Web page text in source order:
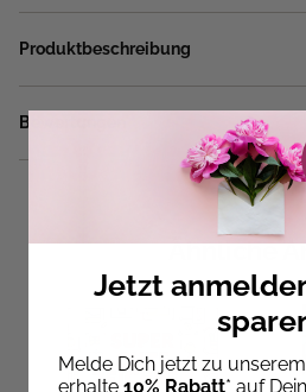
Produktbeschreibung
Bewertungen
Ähnliche
Jetzt
Melde Dich jetzt zu
erhalte 10% Rabatt* auf